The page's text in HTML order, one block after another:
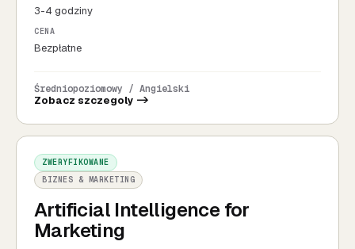
3-4 godziny
CENA
Bezpłatne
Średniopoziomowy / Angielski
Zobacz szczegoly ->
ZWERYFIKOWANE
BIZNES & MARKETING
Artificial Intelligence for
Marketing